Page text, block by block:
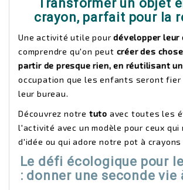
Transformer un objet
crayon, parfait pour la
Une activité utile pour développer leur
comprendre qu'on peut créer des
partir de presque rien, en réutilisant
occupation que les enfants seront fier
leur bureau.
Découvrez notre tuto avec toutes les
l'activité avec un modèle pour ceux qui
d'idée ou qui adore notre pot à crayons
Le défi écologique pour
: donner une seconde vie